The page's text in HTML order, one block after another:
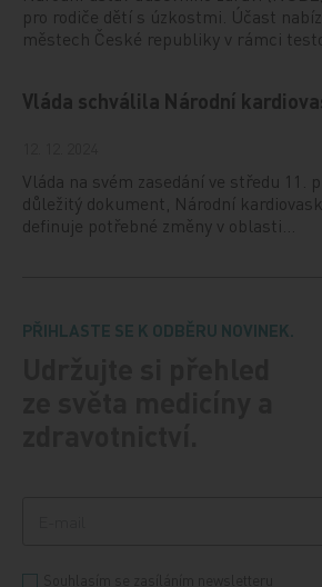
pro rodiče dětí s úzkostmi. Účast
městech České republiky v rámci
Vláda schválila Národní
Vláda na svém zasedání ve středu 11.
důležitý dokument, Národní
definuje potřebné změny v oblasti…
PŘIHLASTE SE K ODBĚRU NOVINEK.